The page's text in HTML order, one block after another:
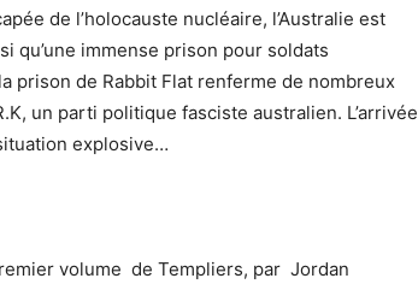
de l’holocauste nucléaire, l’Australie est
qu’une immense prison pour soldats
prison de Rabbit Flat renferme de nombreux
un parti politique fasciste australien. L’arrivée
explosive…
volume de Templiers, par Jordan